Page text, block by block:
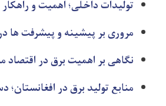
تولیدات داخلی؛ اهمیت و
مروری بر پیشینه و پیشرفت
نگاهی بر اهمیت برق در اقتصاد
منابع تولید برق در افغانستان؛